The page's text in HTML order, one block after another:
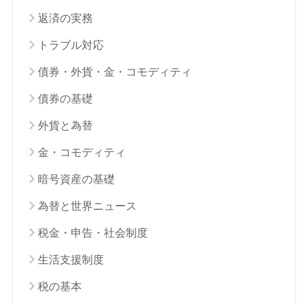
返済の実務
トラブル対応
債券・外貨・金・コモディティ
債券の基礎
外貨と為替
金・コモディティ
暗号資産の基礎
為替と世界ニュース
税金・申告・社会制度
生活支援制度
税の基本